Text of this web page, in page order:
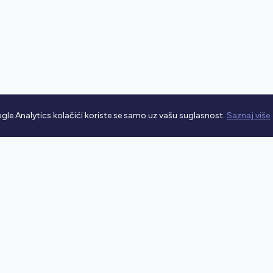
Analytics kolačići koriste se samo uz vašu suglasnost. Saznaj više